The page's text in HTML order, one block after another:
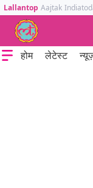
Lallantop Aajtak
होम लेटेस्ट